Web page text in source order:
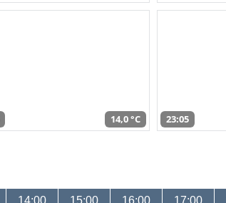
14,0 °C 23:05
14:00 15:00 16:00 17:00